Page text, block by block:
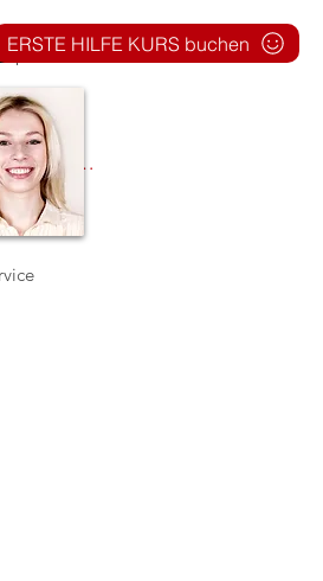
ERSTE HILFE KURS buchen
| Telefon
Anmelden